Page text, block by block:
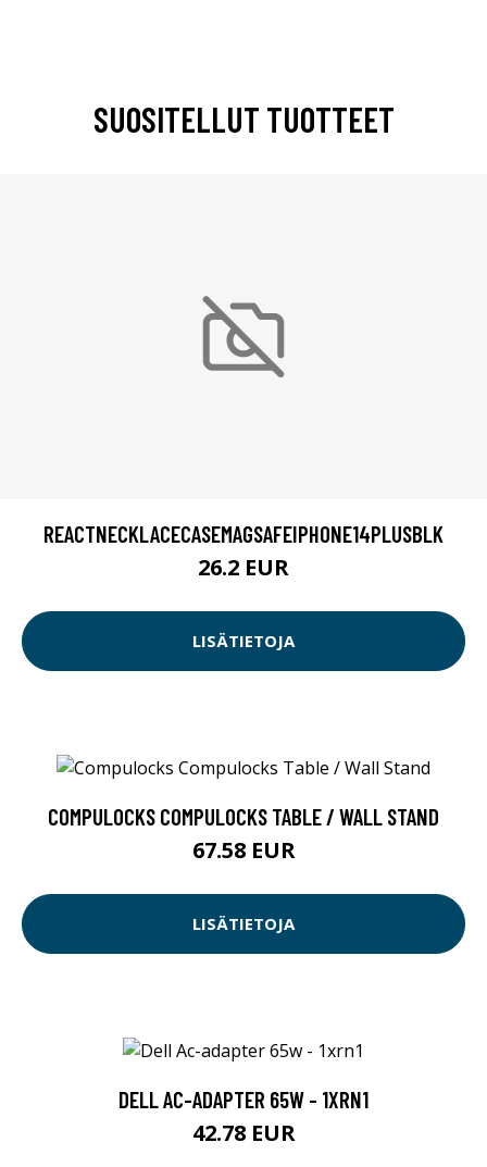
SUOSITELLUT TUOTTEET
REACTNECKLACECASEMAGSAFEIPHONE14PLUSBLK
26.2 EUR
LISÄTIETOJA
COMPULOCKS COMPULOCKS TABLE / WALL STAND
67.58 EUR
LISÄTIETOJA
DELL AC-ADAPTER 65W - 1XRN1
42.78 EUR